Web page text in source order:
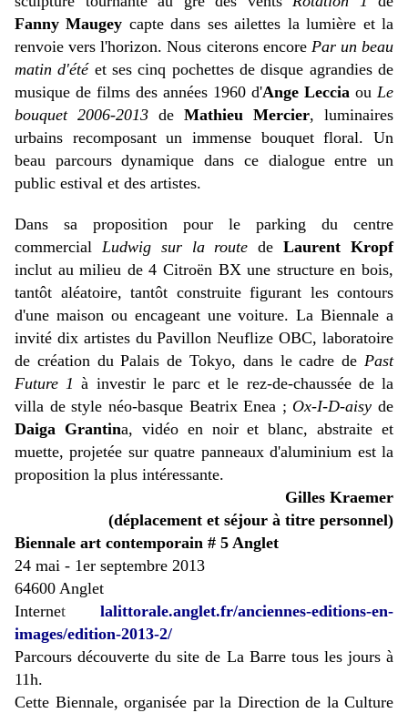
Fanny Maugey capte dans ses ailettes la lumière et la
renvoie vers l'horizon. Nous citerons encore Par un beau
matin d'étéet ses cinq pochettes de disque agrandies de
musique de films des années 1960 d'Ange Leccia ou Le
bouquet 2006-2013 de Mathieu Mercier, luminaires
urbains recomposant un immense bouquet floral. Un
beau parcours dynamique dans ce dialogue entre un
public estival et des artistes.
Dans sa proposition pour le parking du centre
commercial Ludwig sur la route deLaurent Kropf
inclut au milieu de 4 Citroën BX une structure en bois,
tantôt aléatoire, tantôt construite figurant les contours
d'une maison ou encageant une voiture. La Biennale a
invité dix artistes du Pavillon Neuflize OBC, laboratoire
de création du Palais de Tokyo, dans le cadre de Past
Future 1 à investir le parc et le rez-de-chaussée de la
villa de style néo-basque Beatrix Enea ; Ox-I-D-aisy de
Daiga Grantina, vidéo en noir et blanc, abstraite et
muette, projetée sur quatre panneaux d'aluminium est la
proposition la plus intéressante.
Gilles Kraemer
(déplacement et séjour à titre personnel)
Biennale art contemporain # 5 Anglet
24 mai - 1er septembre 2013
64600 Anglet
Internet lalittorale.anglet.fr/anciennes-editions-en-
images/edition-2013-2/
Parcours découverte du site de La Barre tous les jours à
11h.
Cette Biennale, organisée par la Direction de la Culture